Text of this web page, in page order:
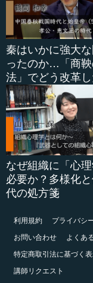
秦はいかに強大
ったのか…「商
法」でどう改革
なぜ組織に「心
必要か？多様化
代の処方箋
利用規約
プライバシ
お問い合わせ
よくあ
特定商取引法に基づく
講師リクエスト